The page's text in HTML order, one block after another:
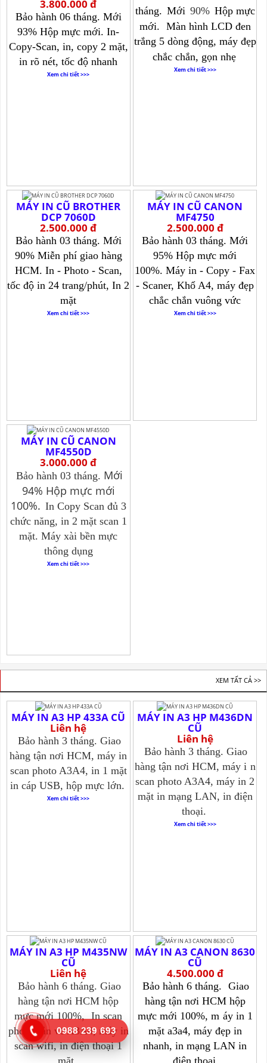
3.800.000 đ
Bảo hành 06 tháng. Mới
93% Hộp mực mới.In-
Copy-Scan, in, copy 2 mặt,
in rõ nét, tốc độ nhanh
Xem chi tiết >>>
tháng. Mới 90% Hộp mực
mới. Màn hình LCD đen
trắng 5 dòng động, máy đẹp
chắc chắn, gọn nhẹ
Xem chi tiết >>>
MÁY IN CŨ BROTHER
DCP 7060D
2.500.000 đ
Bảo hành 03 tháng. Mới
90% Miễn phí giao hàng
HCM. In - Photo - Scan,
tốc độ in 24 trang/phút, In 2
mặt
Xem chi tiết >>>
MÁY IN CŨ CANON
MF4750
2.500.000 đ
Bảo hành 03 tháng.Mới
95% Hộp mực mới
100%.Máy in - Copy - Fax
- Scaner, Khổ A4, máy đẹp
chắc chắn vuông vức
Xem chi tiết >>>
MÁY IN CŨ CANON
MF4550D
3.000.000 đ
Bảo hành 03 tháng. Mới
94% Hộp mực mới
100%. In Copy Scan đủ 3
chức năng, in 2 mặt scan 1
mặt. Máy xài bền mực
thông dụng
Xem chi tiết >>>
MÁY IN A3 HP 433A CŨ
Liên hệ
Bảo hành 3 tháng. Giao
hàng tận nơi HCM, máy in
scan photo A3A4, in 1 mặt
in cáp USB, hộp mực lớn.
Xem chi tiết >>>
MÁY IN A3 HP M436DN
CŨ
Liên hệ
Bảo hành 3 tháng. Giao
hàng tận nơi HCM, máy i n
scan photo A3A4, máy in 2
mặt in mạng LAN, in điện
thoại.
Xem chi tiết >>>
MÁY IN A3 HP M435NW
CŨ
Liên hệ
Bảo hành 6 tháng. Giao
hàng tận nơi HCM hộp
mực mới 100%,
In scan
photo bản vẽ A3A4, máy in
scan wifi, in điện thoại 1
mặt.
MÁY IN A3 CANON 8630
CŨ
4.500.000 đ
Bảo hành 6 tháng.
Giao
hàng tận nơi HCM hộp
mực mới 100%, m áy in 1
mặt a3a4, máy đẹp in
nhanh, in mạng LAN in
điện thoại
XEM TẤT CẢ >>
0988 239 693